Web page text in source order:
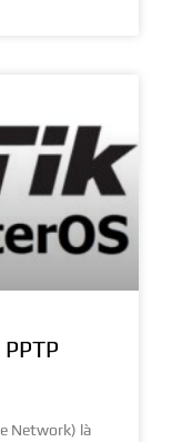
Network) là